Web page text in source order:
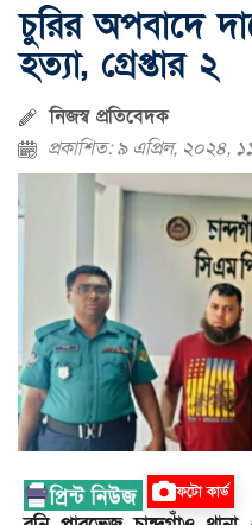
চুরির অপবাদে
হত্যা, গ্রেপ্তার ২
নিজস্ব প্রতিবেদক
প্রকাশিত: ৯ এপ্রিল, ২০২৪,
ফটো কার্ড